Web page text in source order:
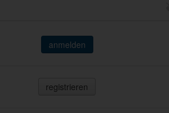
anmelden
registrieren